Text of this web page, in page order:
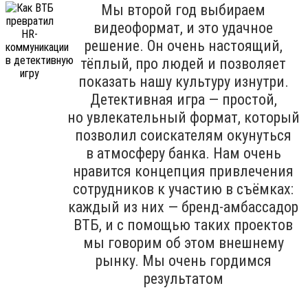
Мы второй год выбираем
видеоформат, и это удачное
решение. Он очень настоящий,
тёплый, про людей и позволяет
показать нашу культуру изнутри.
Детективная игра — простой,
но увлекательный формат, который
позволил соискателям окунуться
в атмосферу банка. Нам очень
нравится концепция привлечения
сотрудников к участию в съёмках:
каждый из них — бренд-амбассадор
ВТБ, и с помощью таких проектов
мы говорим об этом внешнему
рынку. Мы очень гордимся
результатом